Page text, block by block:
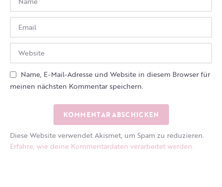
Name, E-Mail-Adresse und Website in diesem Browser für
meinen nächsten Kommentar speichern.
Diese Website verwendet Akismet, um Spam zu reduzieren.
Erfahre, wie deine Kommentardaten verarbeitet werden.